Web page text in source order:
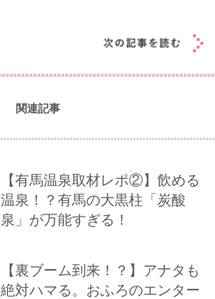
関連記事
【有馬温泉取材レポ②】飲める
温泉！？有馬の大黒柱「炭酸
泉」が万能すぎる！
【裏ブーム到来！？】アナタも
絶対ハマる。おふろのエンター